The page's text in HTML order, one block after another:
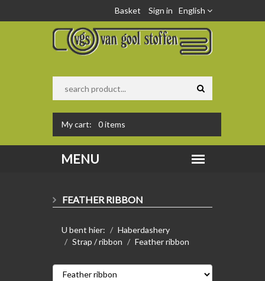
English
Basket Sign in
My cart: 0items
FEATHER RIBBON
U bent hier:
Haberdashery
Strap / ribbon
Feather ribbon